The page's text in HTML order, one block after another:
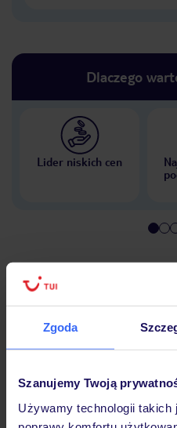
Zgoda
Szanujemy Twoją
Używamy technologii takich
Dlaczego
Lider niskich cen
Hotel
Pokoje
Wyżywienie